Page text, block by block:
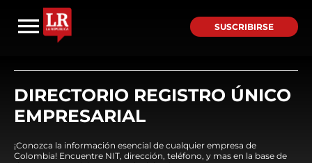
SUSCRIBIRSE
DIRECTORIO REGISTRO ÚNICO
EMPRESARIAL
¡Conozca la información esencial de cualquier empresa de
Colombia! Encuentre NIT, dirección, teléfono, y mas en la base de